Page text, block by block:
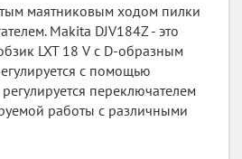
маятниковым ходом пилки
Makita DJV184Z - это
LXT 18 V с D-образным
с помощью
переключателем
работы с различными